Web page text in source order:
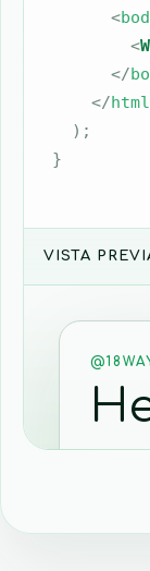
<
<
</
</html
) ;
}
VISTA